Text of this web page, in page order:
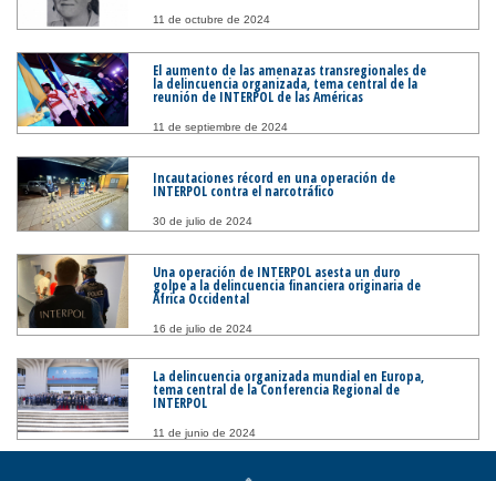
11 de octubre de 2024
El aumento de las amenazas transregionales de
la delincuencia organizada, tema central de la
reunión de INTERPOL de las Américas
11 de septiembre de 2024
Incautaciones récord en una operación de
INTERPOL contra el narcotráfico
30 de julio de 2024
Una operación de INTERPOL asesta un duro
golpe a la delincuencia financiera originaria de
África Occidental
16 de julio de 2024
La delincuencia organizada mundial en Europa,
tema central de la Conferencia Regional de
INTERPOL
11 de junio de 2024